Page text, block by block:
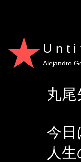
Alejandro
丸
今日
人